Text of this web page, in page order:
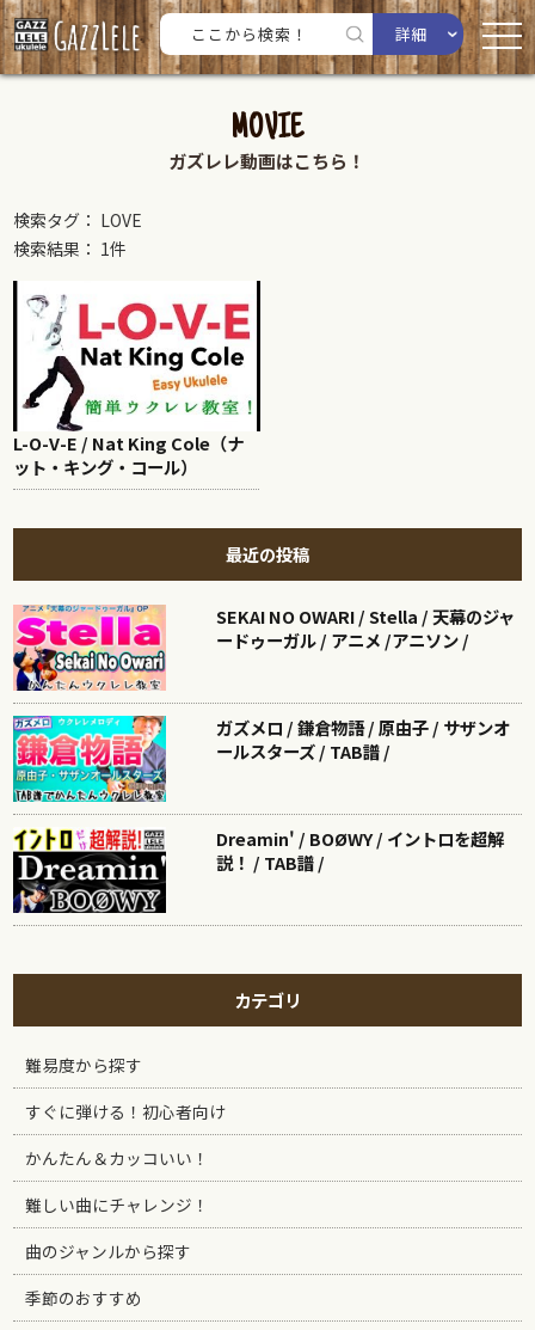
詳細
MOVIE
ガズレレ動画はこちら！
検索タグ： LOVE
検索結果： 1件
L-O-V-E / Nat King Cole（ナ
ット・キング・コール）
最近の投稿
SEKAI NO OWARI / Stella / 天幕のジャ
ードゥーガル / アニメ /アニソン /
ガズメロ / 鎌倉物語 / 原由子 / サザンオ
ールスターズ / TAB譜 /
Dreamin' / BOØWY / イントロを超解
説！ / TAB譜 /
カテゴリ
難易度から探す
すぐに弾ける！初心者向け
かんたん＆カッコいい！
難しい曲にチャレンジ！
曲のジャンルから探す
季節のおすすめ